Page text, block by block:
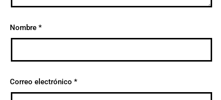
Nombre *
Correo electrónico *